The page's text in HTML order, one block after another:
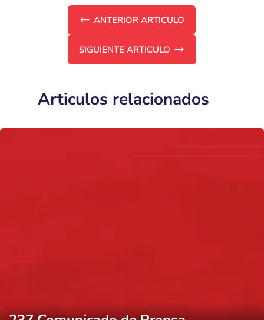
# ANTERIOR ARTICULO
SIGUIENTE ARTICULO $
Articulos relacionados